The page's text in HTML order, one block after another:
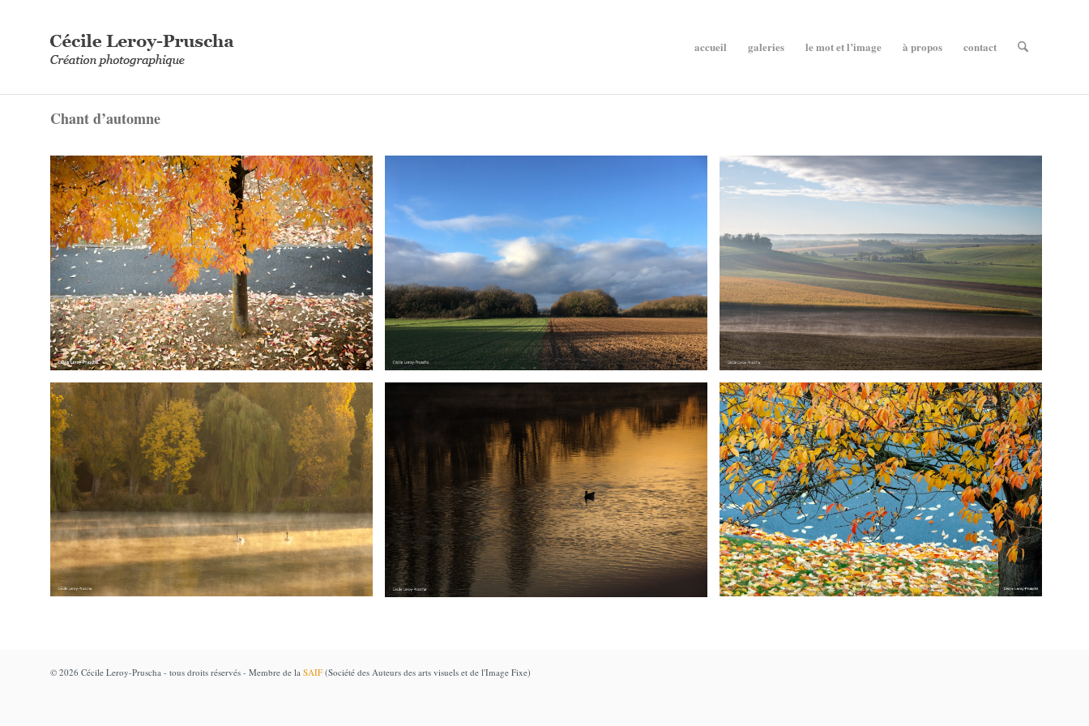
accueil galeries le mot et l’image à propos contact
Chant d’automne
© 2026 Cécile Leroy-Pruscha - tous droits réservés - Membre de la SAIF (Société des Auteurs des arts visuels et de l'Image Fixe)